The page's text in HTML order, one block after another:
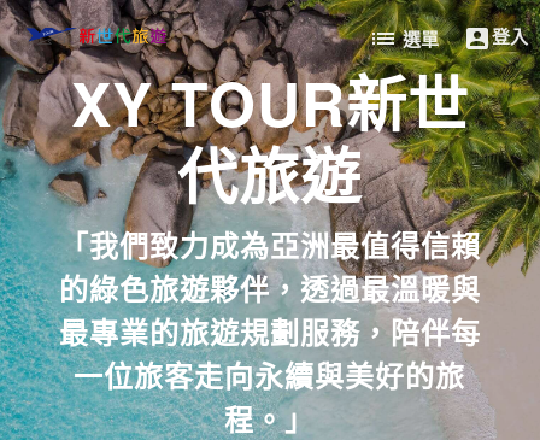
list選單
返回首頁
永續旅遊
商務差旅
獎勵旅遊
員工旅遊
訂製小包團
轉機資訊
粉絲專頁
立即聯繫
登入
XY TOUR新世
代旅遊
「我們致力成為亞洲最值得信賴
的綠色旅遊夥伴，透過最溫暖與
最專業的旅遊規劃服務，陪伴每
一位旅客走向永續與美好的旅
程。」